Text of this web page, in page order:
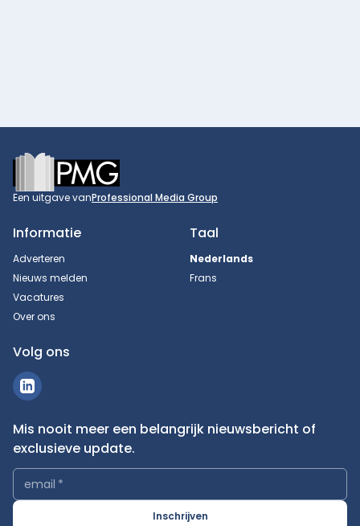
Footer
Een uitgave vanProfessional Media Group
Informatie
Adverteren
Nieuws melden
Vacatures
Over ons
Taal
Nederlands
Frans
Volg ons
Mis nooit meer een belangrijk nieuwsbericht of
exclusieve update.
email *
Inschrijven